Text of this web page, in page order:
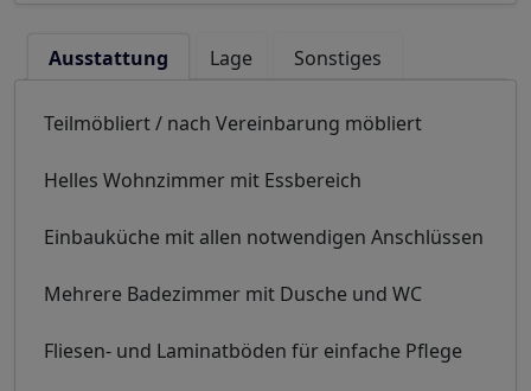
Ausstattung Lage Sonstiges
Teilmöbliert / nach Vereinbarung möbliert
Helles Wohnzimmer mit Essbereich
Einbauküche mit allen notwendigen Anschlüssen
Mehrere Badezimmer mit Dusche und WC
Fliesen- und Laminatböden für einfache Pflege